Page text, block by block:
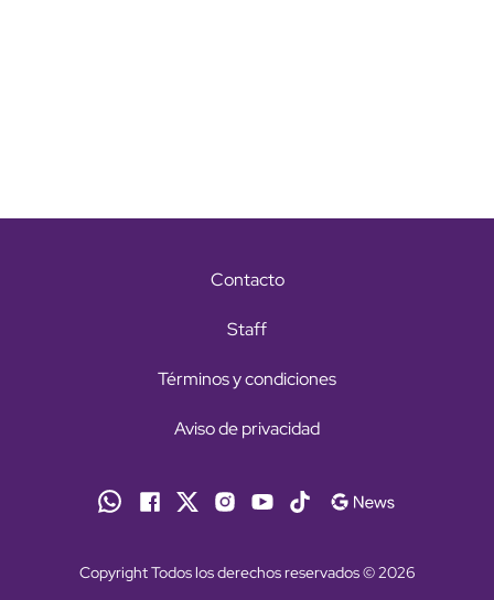
Contacto
Staff
Términos y condiciones
Aviso de privacidad
Copyright Todos los derechos reservados © 2026